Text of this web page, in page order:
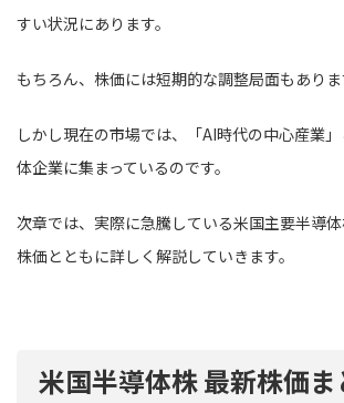
すい状況にあります。
もちろん、株価には短期的な調整局面もありま
しかし現在の市場では、「AI時代の中心産業
体企業に集まっているのです。
次章では、実際に急騰している米国主要半導
株価とともに詳しく解説していきます。
米国半導体株 最新株価ま